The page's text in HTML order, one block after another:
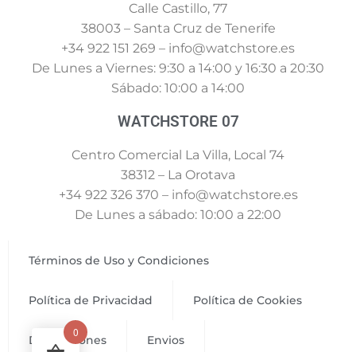
Calle Castillo, 77
38003 – Santa Cruz de Tenerife
+34 922 151 269 – info@watchstore.es
De Lunes a Viernes: 9:30 a 14:00 y 16:30 a 20:30
Sábado: 10:00 a 14:00
WATCHSTORE 07
Centro Comercial La Villa, Local 74
38312 – La Orotava
+34 922 326 370 – info@watchstore.es
De Lunes a sábado: 10:00 a 22:00
Términos de Uso y Condiciones
Política de Privacidad Política de Cookies
Devoluciones Envios
0